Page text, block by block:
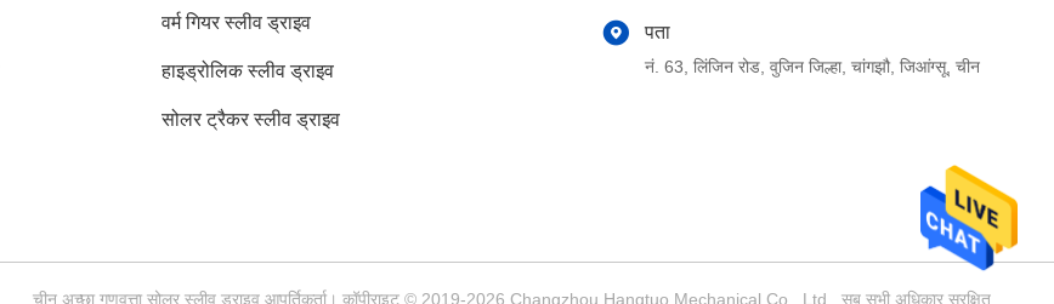
वर्म गियर स्लीव ड्राइव
हाइड्रोलिक स्लीव ड्राइव
सोलर ट्रैकर स्लीव ड्राइव
पता
नं. 63, लिंजिन रोड, वुजिन जिल्हा, चांगझौ, जिआंग्सू, चीन
चीन अच्छा गुणवत्ता सोलर स्लीव ड्राइव आपूर्तिकर्ता। कॉपीराइट © 2019-2026 Changzhou Hangtuo Mechanical Co., Ltd . सब सभी अधिकार सुरक्षित.